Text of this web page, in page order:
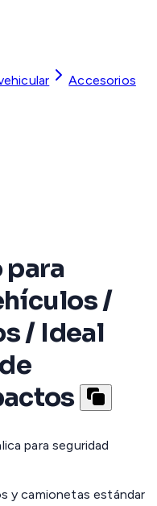
Accesorios
para
/
/ Ideal
para seguridad
y camionetas estándar